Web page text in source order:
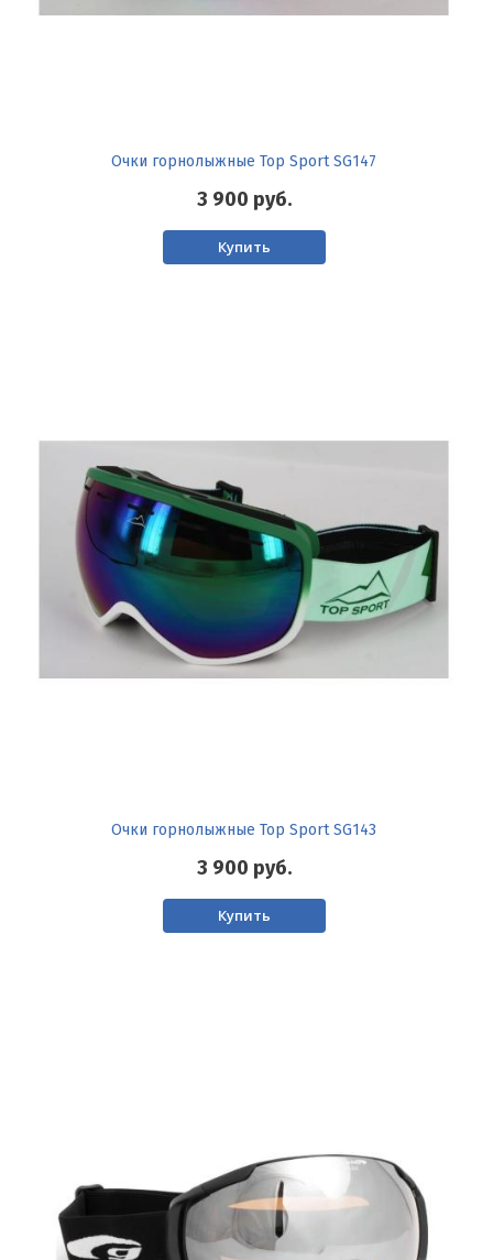
Очки горнолыжные Top Sport SG147
3 900 руб.
Купить
Очки горнолыжные Top Sport SG143
3 900 руб.
Купить